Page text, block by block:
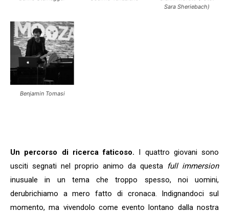
Sara Sheriebach)
Benjamin Tomasi
Un percorso di ricerca faticoso. I quattro giovani sono
usciti segnati nel proprio animo da questa full immersion
inusuale in un tema che troppo spesso, noi uomini,
derubrichiamo a mero fatto di cronaca. Indignandoci sul
momento, ma vivendolo come evento lontano dalla nostra